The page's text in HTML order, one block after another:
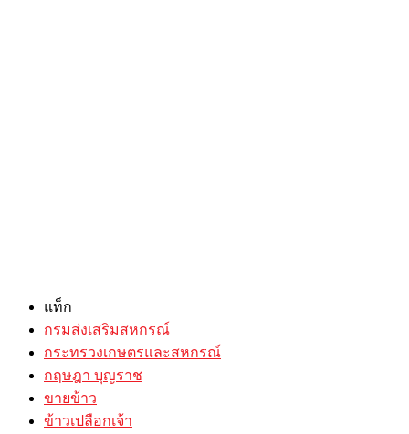
แท็ก
กรมส่งเสริมสหกรณ์
กระทรวงเกษตรและสหกรณ์
กฤษฎา บุญราช
ขายข้าว
ข้าวเปลือกเจ้า